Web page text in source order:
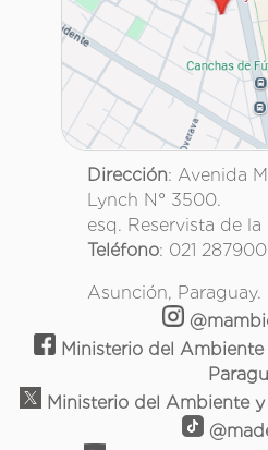
Dirección: Avenida
Lynch N° 3500.
esq. Reservista de
Teléfono: 021
Asunción, Paraguay.
Ministerio del Ambiente
Ministerio del Ambiente